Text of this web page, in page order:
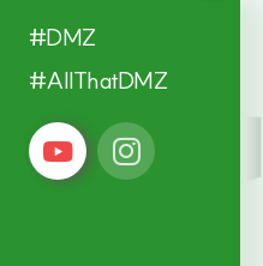
#DMZ
#AllThatDMZ